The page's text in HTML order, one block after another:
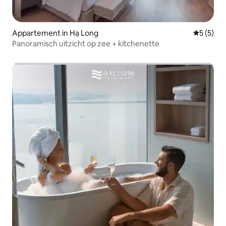
Appartement in Hạ Long
5 (5)
Panoramisch uitzicht op zee + kitchenette